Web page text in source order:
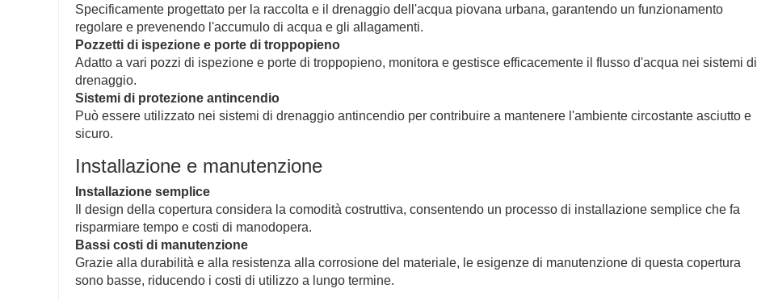
Specificamente progettato per la raccolta e il drenaggio dell'acqua piovana urbana, garantendo un funzionamento
regolare e prevenendo l'accumulo di acqua e gli allagamenti.
Pozzetti di ispezione e porte di troppopieno
Adatto a vari pozzi di ispezione e porte di troppopieno, monitora e gestisce efficacemente il flusso d'acqua nei sistemi di
drenaggio.
Sistemi di protezione antincendio
Può essere utilizzato nei sistemi di drenaggio antincendio per contribuire a mantenere l'ambiente circostante asciutto e
sicuro.
Installazione e manutenzione
Installazione semplice
Il design della copertura considera la comodità costruttiva, consentendo un processo di installazione semplice che fa
risparmiare tempo e costi di manodopera.
Bassi costi di manutenzione
Grazie alla durabilità e alla resistenza alla corrosione del materiale, le esigenze di manutenzione di questa copertura
sono basse, riducendo i costi di utilizzo a lungo termine.